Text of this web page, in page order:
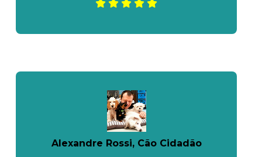
Alexandre Rossi, Cão Cidadão